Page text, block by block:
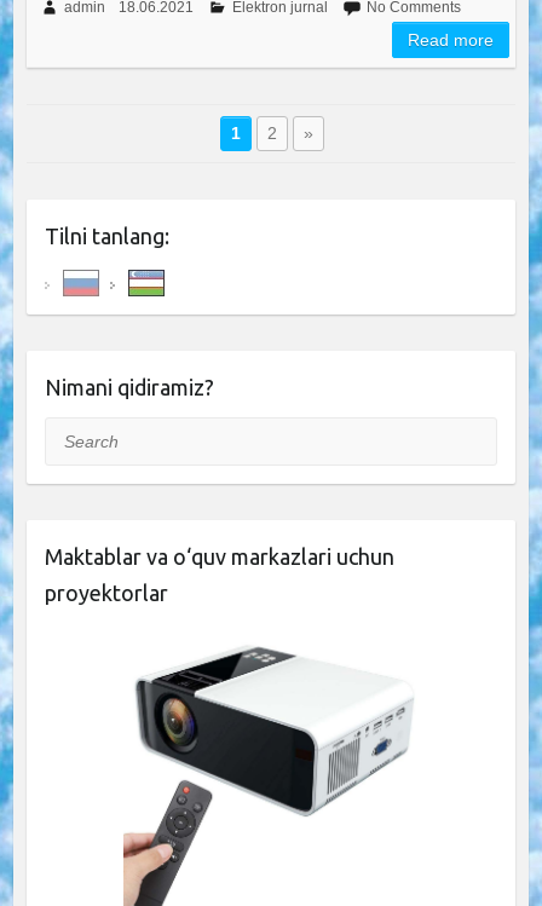
admin 18.06.2021 Elektron jurnal No Comments
Read more
1 2 »
Tilni tanlang:
Nimani qidiramiz?
Search
Maktablar va o‘quv markazlari uchun
proyektorlar